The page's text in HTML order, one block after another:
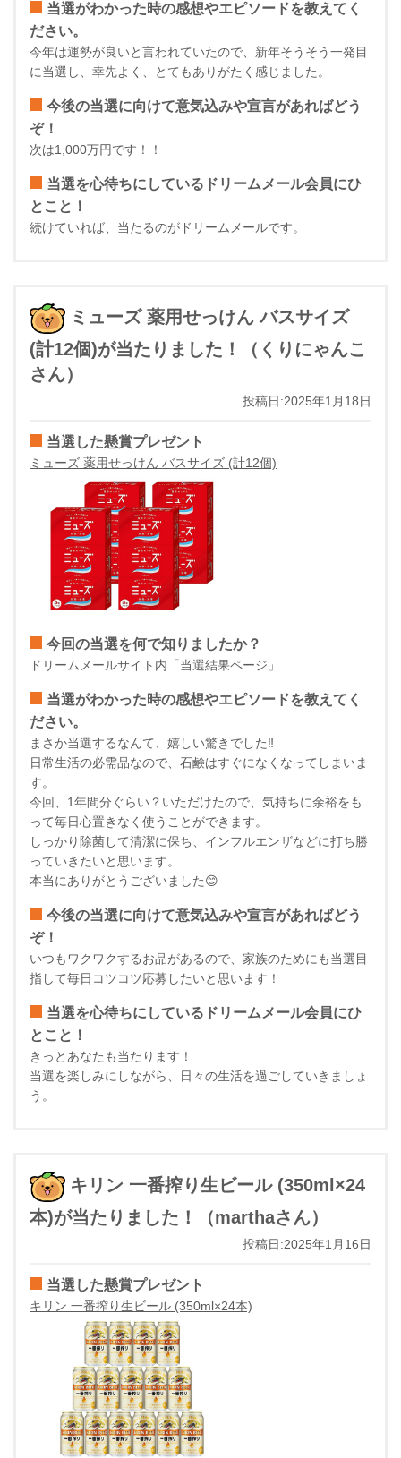
当選がわかった時の感想やエピソードを教えてく
ださい。
今年は運勢が良いと言われていたので、新年そうそう一発目
に当選し、幸先よく、とてもありがたく感じました。
今後の当選に向けて意気込みや宣言があればどう
ぞ！
次は1,000万円です！！
当選を心待ちにしているドリームメール会員にひ
とこと！
続けていれば、当たるのがドリームメールです。
ミューズ 薬用せっけん バスサイズ
(計12個)が当たりました！（くりにゃんこ
さん）
投稿日:2025年1月18日
当選した懸賞プレゼント
ミューズ 薬用せっけん バスサイズ (計12個)
今回の当選を何で知りましたか？
ドリームメールサイト内「当選結果ページ」
当選がわかった時の感想やエピソードを教えてく
ださい。
まさか当選するなんて、嬉しい驚きでした‼️
日常生活の必需品なので、石鹸はすぐになくなってしまいま
す。
今回、1年間分ぐらい？いただけたので、気持ちに余裕をも
って毎日心置きなく使うことができます。
しっかり除菌して清潔に保ち、インフルエンザなどに打ち勝
っていきたいと思います。
本当にありがとうございました😊
今後の当選に向けて意気込みや宣言があればどう
ぞ！
いつもワクワクするお品があるので、家族のためにも当選目
指して毎日コツコツ応募したいと思います！
当選を心待ちにしているドリームメール会員にひ
とこと！
きっとあなたも当たります！
当選を楽しみにしながら、日々の生活を過ごしていきましょ
う。
キリン 一番搾り生ビール (350ml×24
本)が当たりました！（marthaさん）
投稿日:2025年1月16日
当選した懸賞プレゼント
キリン 一番搾り生ビール (350ml×24本)